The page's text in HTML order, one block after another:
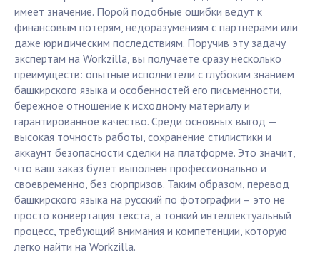
имеет значение. Порой подобные ошибки ведут к
финансовым потерям, недоразумениям с партнёрами или
даже юридическим последствиям. Поручив эту задачу
экспертам на Workzilla, вы получаете сразу несколько
преимуществ: опытные исполнители с глубоким знанием
башкирского языка и особенностей его письменности,
бережное отношение к исходному материалу и
гарантированное качество. Среди основных выгод —
высокая точность работы, сохранение стилистики и
аккаунт безопасности сделки на платформе. Это значит,
что ваш заказ будет выполнен профессионально и
своевременно, без сюрпризов. Таким образом, перевод
башкирского языка на русский по фотографии – это не
просто конвертация текста, а тонкий интеллектуальный
процесс, требующий внимания и компетенции, которую
легко найти на Workzilla.